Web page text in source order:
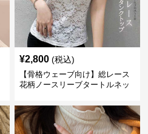
¥2,800 (税込)
【骨格ウェーブ向け】総レース
花柄ノースリーブタートルネッ
ー